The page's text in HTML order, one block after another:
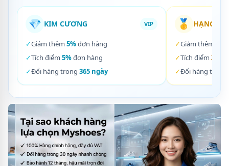
💎 KIM CƯƠNG VIP
✓Giảm thêm 5%đơn hàng
✓Tích điểm 5%đơn hàng
✓Đổi hàng trong 365 ngày
🥇 HẠNG
✓Giảm thêm
✓Tích điểm 3%
✓Đổi hàng trong